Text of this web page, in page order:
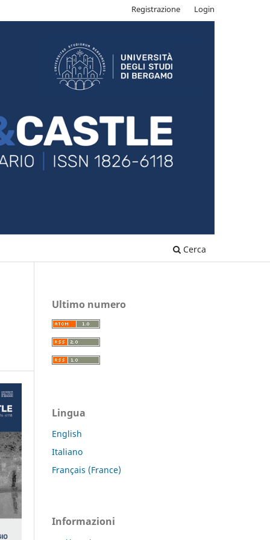
Cerca
Registrazione Login
Ultimo numero
Lingua
English
Italiano
Français (France)
Informazioni